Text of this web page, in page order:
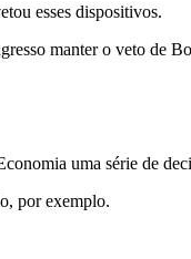
esses dispositivos.
manter o veto de
uma série de
por exemplo.